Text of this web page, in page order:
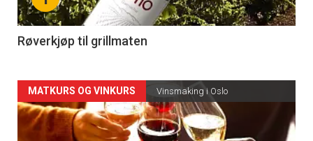
-
4
Røverkjøp til grillmaten
Forsiden
akkurat
MATKURS OG VINKURS Vinsmaking i Oslo